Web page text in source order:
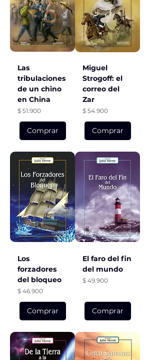
Las
tribulaciones
de un chino
en China
Precio
$ 51.900
Comprar
Miguel
Strogoff: el
correo del
Zar
Precio
$ 54.900
Comprar
Los
forzadores
del bloqueo
Precio
$ 46.900
Comprar
El faro del fin
del mundo
Precio
$ 49.900
Comprar